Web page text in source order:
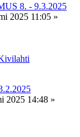
8. - 9.3.2025
2025 11:05 »
2025 14:48 »